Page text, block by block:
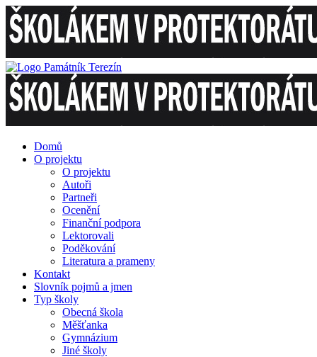
Domů
O projektu
O projektu
Autoři
Partneři
Ocenění
Finanční podpora
Lektorovali
Poděkování
Literatura a prameny
Kontakt
Slovník pojmů a jmen
Typ školy
Obecná škola
Měšťanka
Gymnázium
Jiné školy